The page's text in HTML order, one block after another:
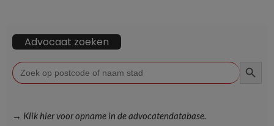
Advocaat zoeken
Zoek
naar:
→ Klik hier voor opname in de advocatendatabase.